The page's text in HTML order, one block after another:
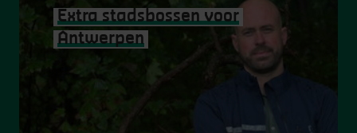
Extra stadsbossen voor
Antwerpen